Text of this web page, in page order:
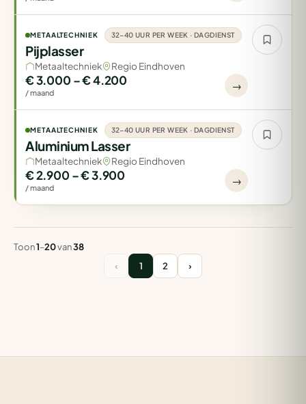
METAALTECHNIEK 32-40 UUR PER WEEK · DAGDIENST
Pijplasser
Metaaltechniek Regio Eindhoven
€ 3.000 – € 4.200
/ maand
→
METAALTECHNIEK 32-40 UUR PER WEEK · DAGDIENST
Aluminium Lasser
Metaaltechniek Regio Eindhoven
€ 2.900 – € 3.900
/ maand
→
Toon1–20van38
‹
1 2 ›